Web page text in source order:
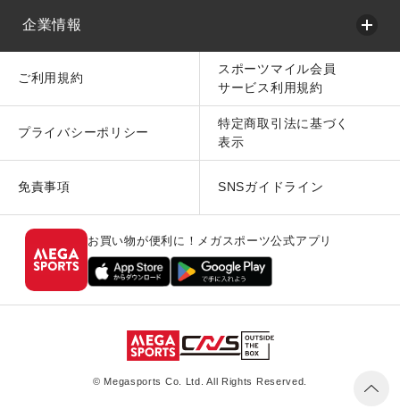
企業情報
ご利用規約
スポーツマイル会員
サービス利用規約
プライバシーポリシー
特定商取引法に基づく
表示
免責事項 SNSガイドライン
お買い物が便利に！メガスポーツ公式アプリ
© Megasports Co. Ltd. All Rights Reserved.